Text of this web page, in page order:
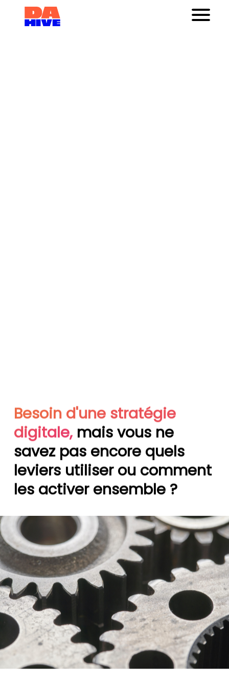
Besoin d'une stratégie
digitale, mais vous ne
savez pas encore quels
leviers utiliser ou comment
les activer ensemble ?